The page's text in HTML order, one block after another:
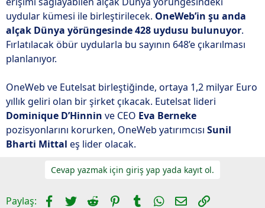
uydular kümesi ile birleştirilecek. OneWeb’in şu anda
alçak Dünya yörüngesinde 428 uydusu bulunuyor.
Fırlatılacak öbür uydularla bu sayının 648’e çıkarılması
planlanıyor.
OneWeb ve Eutelsat birleştiğinde, ortaya 1,2 milyar Euro
yıllık geliri olan bir şirket çıkacak. Eutelsat lideri
Dominique D’Hinnin ve CEO Eva Berneke
pozisyonlarını korurken, OneWeb yatırımcısı Sunil
Bharti Mittal eş lider olacak.
Cevap yazmak için giriş yap yada kayıt ol.
Paylaş: Facebook
TwitterReddit Pinterest
TumblrWhatsApp
E-postaLink